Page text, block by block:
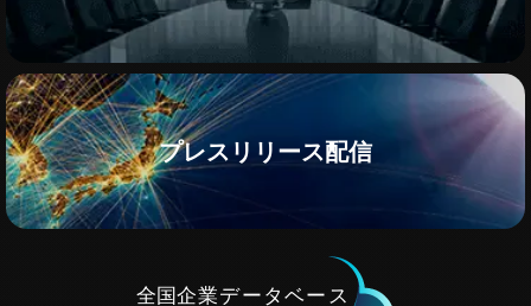
プレスリリース配信